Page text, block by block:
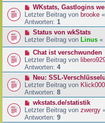
WKstats, Gastlogins
Letzter Beitrag von brooke «
Antworten: 1
Status von wkStats
Letzter Beitrag von Linus «
Chat ist verschwunden
Letzter Beitrag von
Antworten: 4
Neu: SSL-
Letzter Beitrag von
Antworten: 8
wkstats.de/statistik
Letzter Beitrag von zwergy
Antworten: 9